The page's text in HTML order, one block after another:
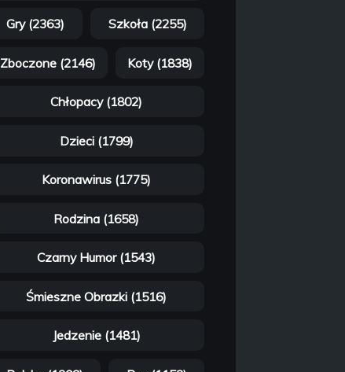
Gry (2363) Szkoła (2255)
Zboczone (2146) Koty (1838)
Chłopacy (1802)
Dzieci (1799)
Koronawirus (1775)
Rodzina (1658)
Czarny Humor (1543)
Śmieszne Obrazki (1516)
Jedzenie (1481)